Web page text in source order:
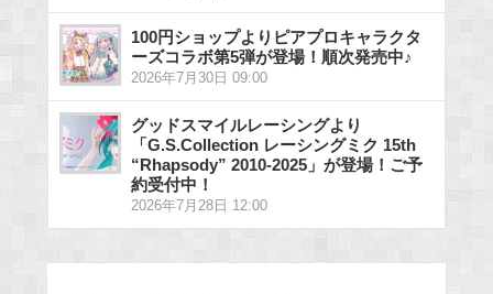
100円ショップよりピアプロキャラクタ
ーズコラボ第5弾が登場！順次発売中♪
2026年7月30日 09:00
グッドスマイルレーシングより
「G.S.Collection レーシングミク 15th
“Rhapsody” 2010-2025」が登場！ご予
約受付中！
2026年7月28日 12:00